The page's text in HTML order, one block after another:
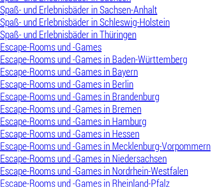
Spaß- und Erlebnisbäder in Sachsen-Anhalt
Spaß- und Erlebnisbäder in Schleswig-Holstein
Spaß- und Erlebnisbäder in Thüringen
Escape-Rooms und -Games
Escape-Rooms und -Games in Baden-Württemberg
Escape-Rooms und -Games in Bayern
Escape-Rooms und -Games in Berlin
Escape-Rooms und -Games in Brandenburg
Escape-Rooms und -Games in Bremen
Escape-Rooms und -Games in Hamburg
Escape-Rooms und -Games in Hessen
Escape-Rooms und -Games in Mecklenburg-Vorpommern
Escape-Rooms und -Games in Niedersachsen
Escape-Rooms und -Games in Nordrhein-Westfalen
Escape-Rooms und -Games in Rheinland-Pfalz